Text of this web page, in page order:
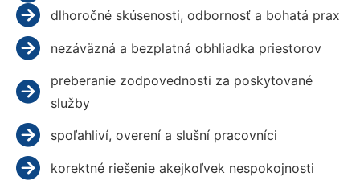
dlhoročné skúsenosti, odbornosť a bohatá prax
nezáväzná a bezplatná obhliadka priestorov
preberanie zodpovednosti za poskytované
služby
spoľahliví, overení a slušní pracovníci
korektné riešenie akejkoľvek nespokojnosti